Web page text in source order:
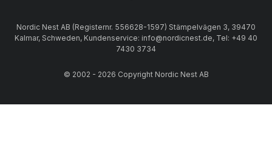
Nordic Nest AB (Registernr. 556628-1597) Stämpelvägen 3, 39470
Kalmar, Schweden, Kundenservice: info@nordicnest.de, Tel: +49 40
7430 3734
© 2002 - 2026 Copyright Nordic Nest AB